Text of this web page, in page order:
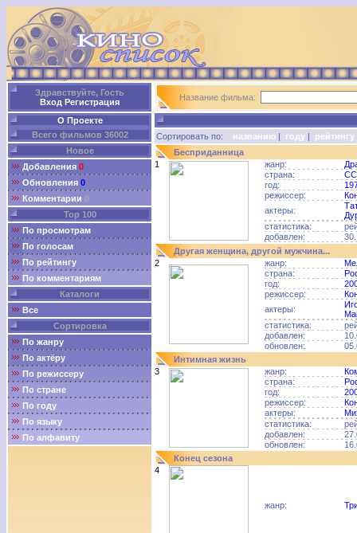
Здравствуйте, Гость
Вход Регистрация
О Проекте
Всего фильмов 36002
Новое
Добавления 0
Обновления 0
Комментарии 0
Top 100
По просмотрам
По голосам
По рейтингу
По комментариям
Каталоги
Все
Сортировка
По жанру
По актёру
По режиссеру
По стране
По году
По языку
По алфавиту
Название фильма:
Сортировать по: названию | году | рейтингу
Бесприданница
1
жанр:
страна:
год:
режиссер:
актеры:
статистика:
добавлен:
Другая женщина, другой мужчина...
2
жанр:
страна:
год:
режиссер:
актеры:
статистика:
добавлен:
обновлен:
Интимная жизнь
3
жанр:
страна:
год:
режиссер:
актеры:
статистика:
добавлен:
обновлен:
Конец сезона
4
жанр: